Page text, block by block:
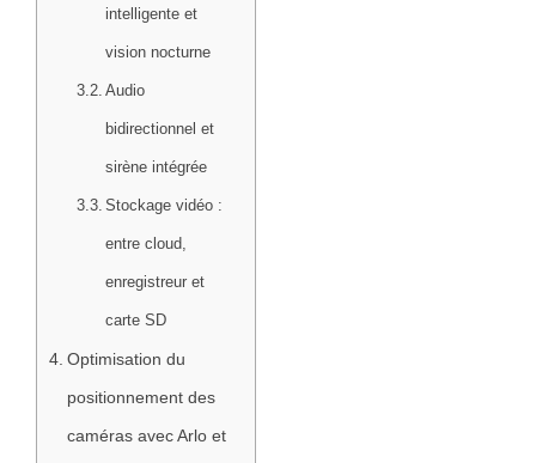
intelligente et
vision nocturne
Audio
bidirectionnel et
sirène intégrée
Stockage vidéo :
entre cloud,
enregistreur et
carte SD
Optimisation du
positionnement des
caméras avec Arlo et